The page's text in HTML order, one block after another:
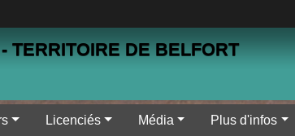
TERRITOIRE DE BELFORT
Licenciés Média Plus d'infos